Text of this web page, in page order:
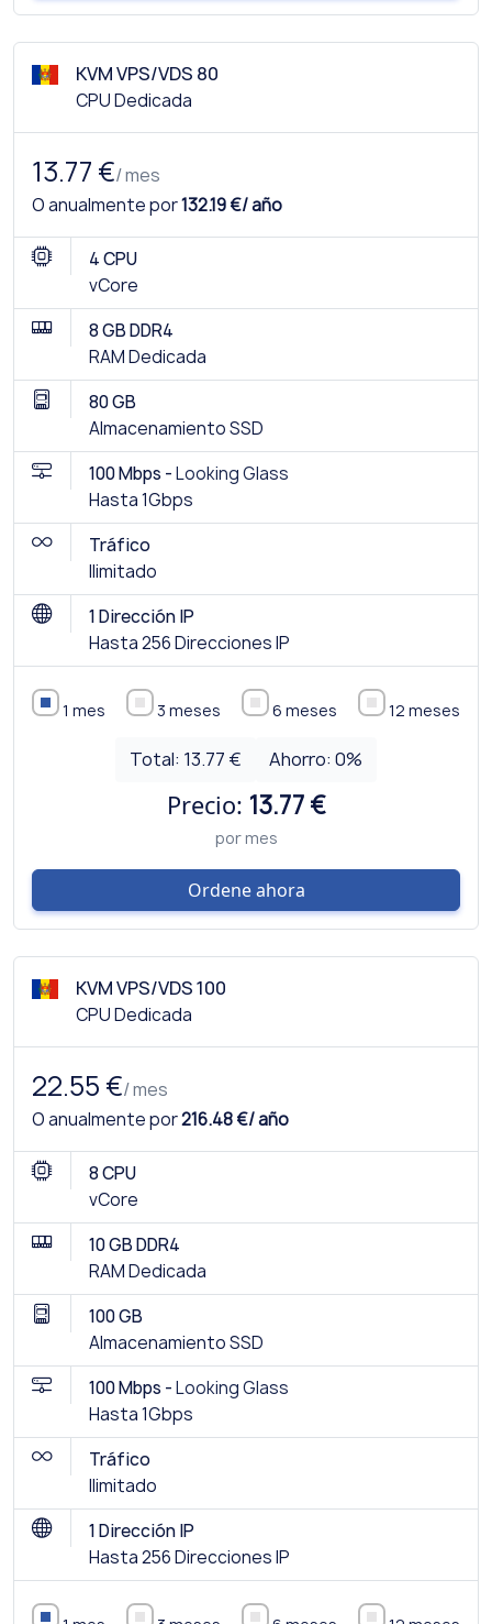
KVM VPS/VDS 80
CPU Dedicada
13.77 €/ mes
O anualmente por132.19 €/ año
4 CPU
vCore
8 GB DDR4
RAM Dedicada
80 GB
Almacenamiento SSD
100 Mbps -Looking Glass
Hasta 1Gbps
Tráfico
Ilimitado
1 Dirección IP
Hasta 256 Direcciones IP
1 mes 3 meses 6 meses 12 meses
Total: 13.77 € Ahorro:0%
Precio: 13.77 €
por mes
Ordene ahora
KVM VPS/VDS 100
CPU Dedicada
22.55 €/ mes
O anualmente por216.48 €/ año
8 CPU
vCore
10 GB DDR4
RAM Dedicada
100 GB
Almacenamiento SSD
100 Mbps -Looking Glass
Hasta 1Gbps
Tráfico
Ilimitado
1 Dirección IP
Hasta 256 Direcciones IP